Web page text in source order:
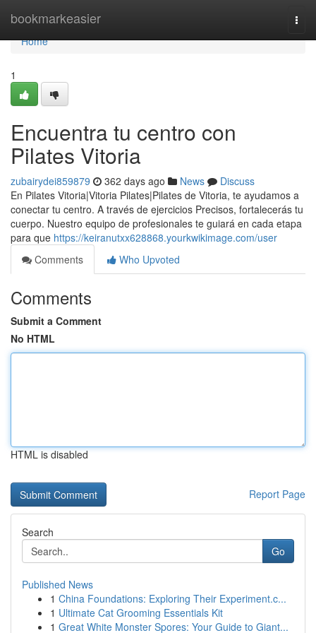
bookmarkeasier
Home
Home
1
Encuentra tu centro con
Pilates Vitoria
zubairydei859879 362 days ago News
Discuss
En Pilates Vitoria|Vitoria Pilates|Pilates de Vitoria, te ayudamos a
conectar tu centro. A través de ejercicios Precisos, fortalecerás tu
cuerpo. Nuestro equipo de profesionales te guiará en cada etapa
para que https://keiranutxx628868.yourkwikimage.com/user
Comments
Who Upvoted
Comments
Submit a Comment
No HTML
HTML is disabled
Report Page
Search
Go
Published News
1 China Foundations: Exploring Their Experiment.c...
1 Ultimate Cat Grooming Essentials Kit
1 Great White Monster Spores: Your Guide to Giant...